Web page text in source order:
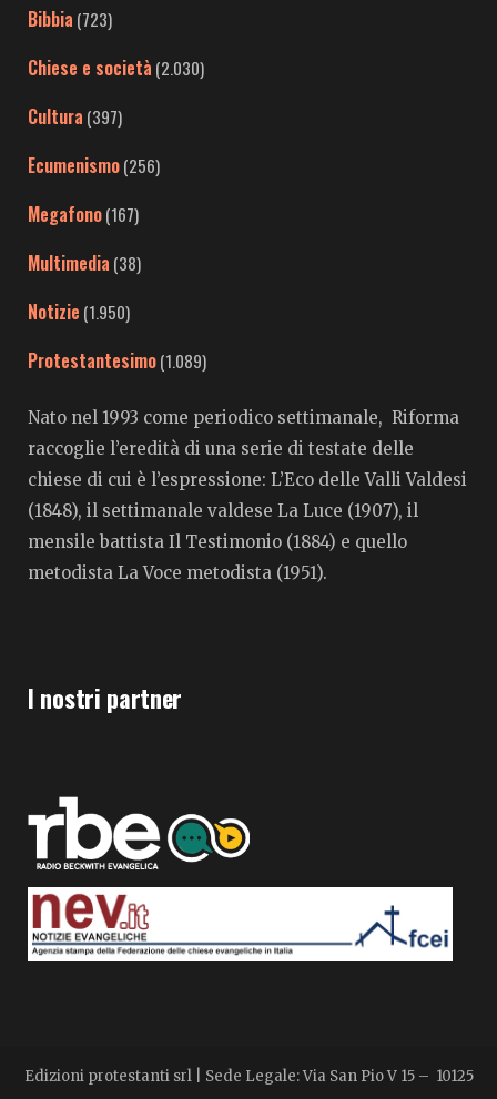
Bibbia (723)
Chiese e società (2.030)
Cultura (397)
Ecumenismo(256)
Megafono(167)
Multimedia (38)
Notizie (1.950)
Protestantesimo(1.089)
Nato nel 1993 come periodico settimanale, Riforma
raccoglie l’eredità di una serie di testate delle
chiese di cui è l’espressione: L’Eco delle Valli Valdesi
(1848), il settimanale valdese La Luce (1907), il
mensile battista Il Testimonio (1884) e quello
metodista La Voce metodista (1951).
I nostri partner
Edizioni protestanti srl | Sede Legale: Via San Pio V 15 – 10125